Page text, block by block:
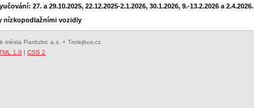
27. a 29.10.2025, 22.12.2025-2.1.2026, 30.1.2026, 9.-13.2.2026 a 2.4.2026.
nízkopodlažními vozidly
města Pardubic a.s. + Trolejbus.cz
1.0 | CSS 2